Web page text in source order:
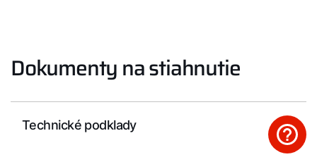
Dokumenty na stiahnutie
Technické podklady